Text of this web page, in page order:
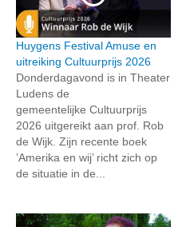
Huygens Festival Amuse en
uitreiking Cultuurprijs 2026
Donderdagavond is in Theater
Ludens de
gemeentelijke Cultuurprijs
2026 uitgereikt aan prof. Rob
de Wijk. Zijn recente boek
’Amerika en wij’ richt zich op
de situatie in de...